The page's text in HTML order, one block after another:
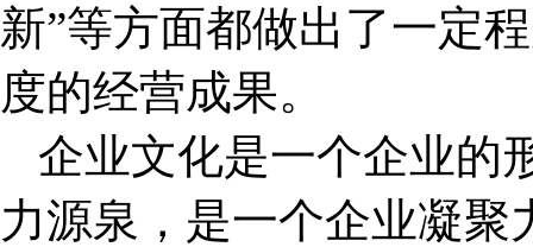
新”等方面都做出了一定
度的经营成果。
企业文化是一个企业的
力源泉，是一个企业凝